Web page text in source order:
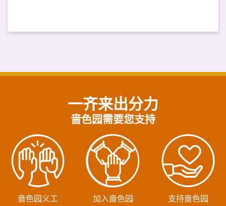
一齐来出分力
啬色园需要您支持
啬色园义工 加入啬色园 支持啬色园